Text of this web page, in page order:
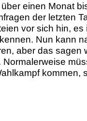
einen Monat
der letzten
vor sich hin,
Nun kann
aber das sagen
kommen,